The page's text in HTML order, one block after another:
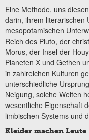
Eine Methode, uns
darin, ihrem literarischen
mesopotamischen
Reich des Pluto, der
Morus, der Insel der
Planeten X und Gethen
in zahlreichen Kulturen
unterschiedliche
Neigung, solche Welten
wesentliche Eigenschaft
limbischen Systems und
Kleider machen Leute